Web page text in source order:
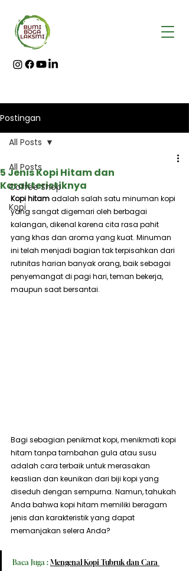
Postingan
All Posts
Coffee Shop
Kopi
All Posts
5 Jenis Kopi Hitam dan
Karakteristiknya
Kopi hitam adalah salah satu minuman kopi
yang sangat digemari oleh berbagai
kalangan, dikenal karena cita rasa pahit
yang khas dan aroma yang kuat. Minuman
ini telah menjadi bagian tak terpisahkan dari
rutinitas harian banyak orang, baik sebagai
penyemangat di pagi hari, teman bekerja,
maupun saat bersantai.
Bagi sebagian penikmat kopi, menikmati kopi
hitam tanpa tambahan gula atau susu
adalah cara terbaik untuk merasakan
keaslian dan keunikan dari biji kopi yang
diseduh dengan sempurna. Namun, tahukah
Anda bahwa kopi hitam memiliki beragam
jenis dan karakteristik yang dapat
memanjakan selera Anda?
Baca Juga : Mengenal Kopi Tubruk dan Cara